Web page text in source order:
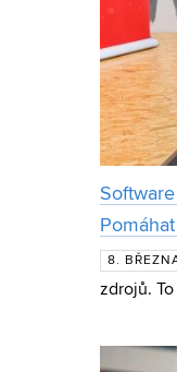
8.
zdrojů.